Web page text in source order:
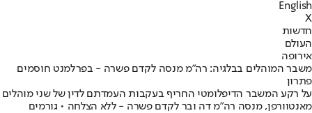
English
X
חדשות
העולם
אירופה
משבר המוהלים בבלגיה: רה״מ מנסה לקדם פשרה - בפרלמנט חוסמים
פתרון
על רקע המשבר הדיפלומטי החריף בעקבות העמדתם לדין של שני מוהלים
מאנטוורפן, מנסה רה״מ דה ובר לקדם פשרה - ללא הצלחה • גורמים